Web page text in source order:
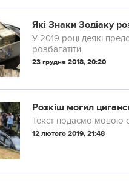
Які Знаки Зодіаку
У 2019 році деякі
розбагатіти.
23 грудня 2018, 20:20
Текст подаємо мовою
12 лютого 2019, 21:48